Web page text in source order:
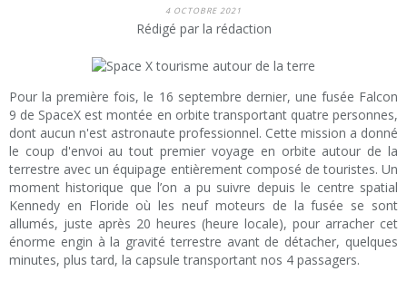
4 OCTOBRE 2021
Rédigé par la rédaction
Pour la première fois, le 16 septembre dernier, une fusée Falcon
9 de SpaceX est montée en orbite transportant quatre personnes,
dont aucun n'est astronaute professionnel. Cette mission a donné
le coup d'envoi au tout premier voyage en orbite autour de la
terrestre avec un équipage entièrement composé de touristes. Un
moment historique que l’on a pu suivre depuis le centre spatial
Kennedy en Floride où les neuf moteurs de la fusée se sont
allumés, juste après 20 heures (heure locale), pour arracher cet
énorme engin à la gravité terrestre avant de détacher, quelques
minutes, plus tard, la capsule transportant nos 4 passagers.